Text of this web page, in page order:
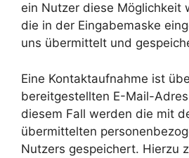
ein Nutzer diese Möglichkeit
die in der Eingabemaske
uns übermittelt und
Eine Kontaktaufnahme ist
bereitgestellten E-Mail-
diesem Fall werden die mit
übermittelten
Nutzers gespeichert. Hierzu